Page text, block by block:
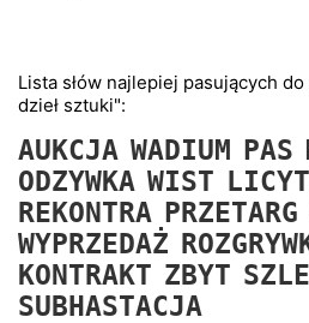
Lista słów najlepiej pasujących
dzieł sztuki":
AUKCJA WADIUM PAS
ODZYWKA WIST
REKONTRA PRZETARG
WYPRZEDAŻ
KONTRAKT ZBYT
SUBHASTACJA